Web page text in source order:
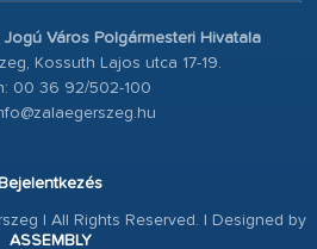
Város Polgármesteri Hivatala
Kossuth Lajos utca 17-19.
00 36 92/502-100
| All Rights Reserved. | Designed by
ASSEMBLY